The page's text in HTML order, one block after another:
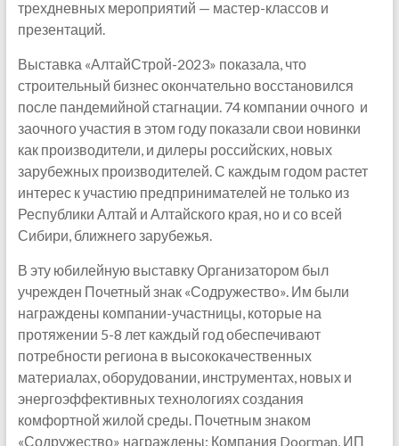
трехдневных мероприятий — мастер-классов и
презентаций.
Выставка «АлтайСтрой-2023» показала, что
строительный бизнес окончательно восстановился
после пандемийной стагнации. 74 компании очного и
заочного участия в этом году показали свои новинки
как производители, и дилеры российских, новых
зарубежных производителей. С каждым годом растет
интерес к участию предпринимателей не только из
Республики Алтай и Алтайского края, но и со всей
Сибири, ближнего зарубежья.
В эту юбилейную выставку Организатором был
учрежден Почетный знак «Содружество». Им были
награждены компании-участницы, которые на
протяжении 5-8 лет каждый год обеспечивают
потребности региона в высококачественных
материалах, оборудовании, инструментах, новых и
энергоэффективных технологиях создания
комфортной жилой среды. Почетным знаком
«Содружество» награждены: Компания Doorman, ИП